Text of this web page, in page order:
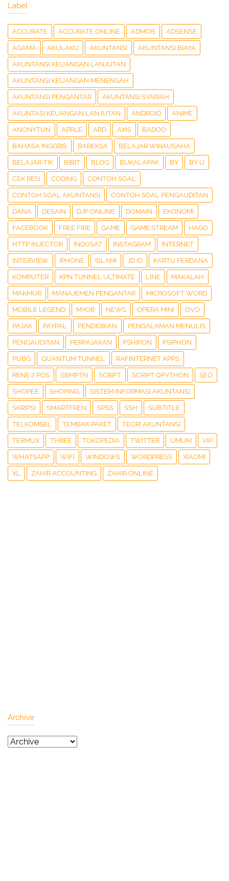
Label
ACCURATE ACCURATE ONLINE ADMOB ADSENSE
AGAMA AKULAKU AKUNTANSI AKUNTANSI BIAYA
AKUNTANSI KEUANGAN LANJUTAN
AKUNTANSI KEUANGAN MENENGAH
AKUNTANSI PENGANTAR AKUNTANSI SYARIAH
AKUNTASI KEUANGAN LANJUTAN ANDROID ANIME
ANONYTUN APPLE ARD AXIS BADOO
BAHASA INGGRIS BAREKSA BELAJAR WIRAUSAHA
BELAJAR-TIK BIBIT BLOG BUKALAPAK BY BY U
CEK RESI CODING CONTOH SOAL
CONTOH SOAL AKUNTANSI CONTOH SOAL PENGAUDITAN
DANA DESAIN DJP ONLINE DOMAIN EKONOMI
FACEBOOK FREE FIRE GAME GAME STREAM HAGO
HTTP INJECTOR INDOSAT INSTAGRAM INTERNET
INTERVIEW IPHONE ISLAMI JD ID KARTU PERDANA
KOMPUTER KPN TUNNEL ULTIMATE LINE MAKALAH
MAKMUR MANAJEMEN PENGANTAR MICROSOFT WORD
MOBILE LEGEND MYOB NEWS OPERA MINI OVO
PAJAK PAYPAL PENDIDIKAN PENGALAMAN MENULIS
PENGAUDITAN PERPAJAKAN PSHIPON PSIPHON
PUBG QUANTUM TUNNEL RAFINTERNET APPS
RENE 2 POS SBMPTN SCRIPT SCRIPT QPYTHON SEO
SHOPEE SHOPING SISTEM INFORMASI AKUNTANSI
SKRIPSI SMARTFREN SPSS SSH SUBTITLE
TELKOMSEL TEMBAK PAKET TEORI AKUNTANSI
TERMUX THREE TOKOPEDIA TWITTER UMUM VIP
WHATSAPP WIFI WINDOWS WORDPRESS XIAOMI
XL ZAHIR ACCOUNTING ZAHIR ONLINE
Archive